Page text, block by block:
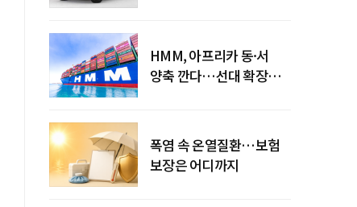
HMM, 아프리카 동·서
양축 깐다…선대 확장
폭염 속 온열질환…보험
보장은 어디까지